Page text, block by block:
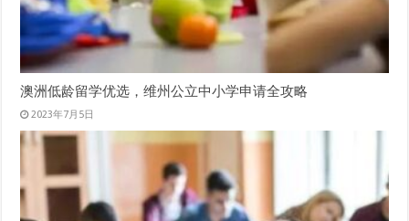
澳洲低龄留学优选，维州公立中小学申请全攻略
2023年7月5日